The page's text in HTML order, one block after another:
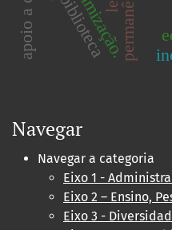
otimização.
biblioteca
Navegar
Navegar a categoria
Eixo 1 -
Eixo 2 – Ensino,
Eixo 3 -